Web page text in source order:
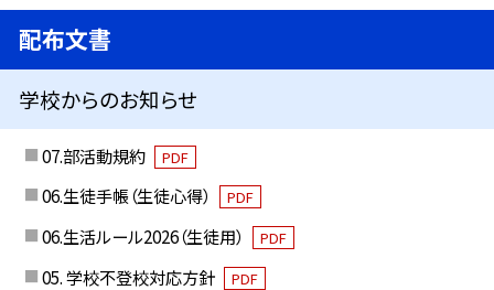
配布文書
学校からのお知らせ
07.部活動規約 PDF
06.生徒手帳（生徒心得） PDF
06.生活ルール2026（生徒用） PDF
05. 学校不登校対応方針 PDF